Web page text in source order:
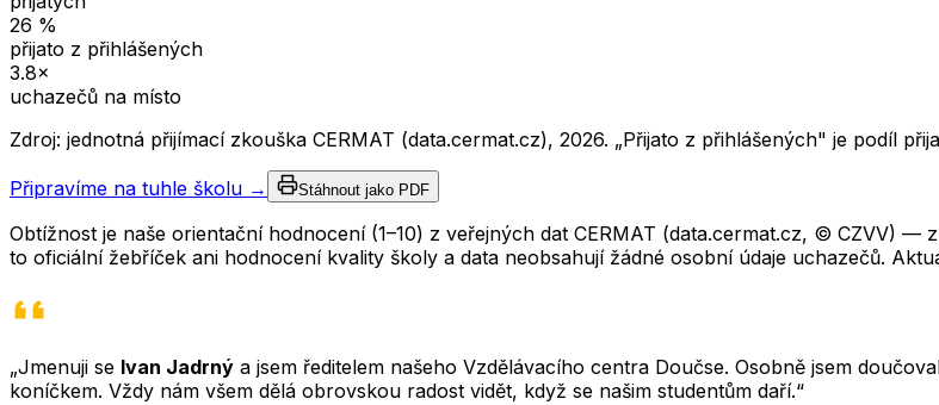
26 %
přijato z přihlášených
3.8×
uchazečů na místo
Zdroj: jednotná přijímací zkouška CERMAT (data.cermat.cz), 2026. „Přijato z přihlášených" je podíl
Připravíme na tuhle školu → Stáhnout jako PDF
Obtížnost je naše orientační hodnocení (1–10) z veřejných dat CERMAT (data.cermat.cz, © CZVV)
to oficiální žebříček ani hodnocení kvality školy a data neobsahují žádné osobní údaje uchazečů.
„Jmenuji se Ivan Jadrný a jsem ředitelem našeho Vzdělávacího centra Doučse. Osobně jsem
koníčkem. Vždy nám všem dělá obrovskou radost vidět, když se našim studentům daří.“